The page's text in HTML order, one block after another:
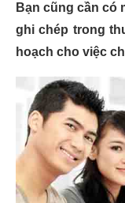
Bạn cũng cần có
ghi chép trong
hoạch cho việc